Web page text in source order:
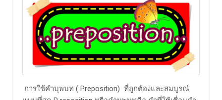
​ การใช้คำบุพบท ( Preposition) ที่ถูกต้องและสมบูรณ์